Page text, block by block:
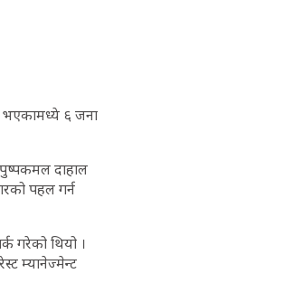
भएकामध्ये ६ जना
पुष्पकमल दाहाल
पहल गर्न
गरेको थियो ।
म्यानेज्मेन्ट